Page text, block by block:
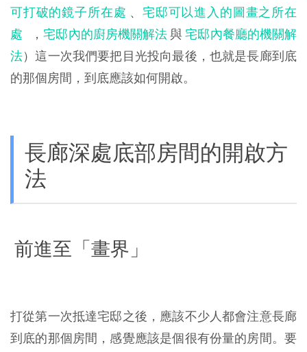
可打破的鏡子所在處 、宅邸可以進入的圖畫之所在
處
，宅邸內的廚房機關解法與宅邸內餐廳的機關解
法）這一次我們要把目光投向最後，也就是長廊到底
的那個房間，到底應該如何開啟。
長廊深處底部房間的開啟方
法
前進至「畫界」
打從第一次抵達宅邸之後，應該不少人都會注意長廊
到底的那個房間，感覺應該是個很有份量的房間。要